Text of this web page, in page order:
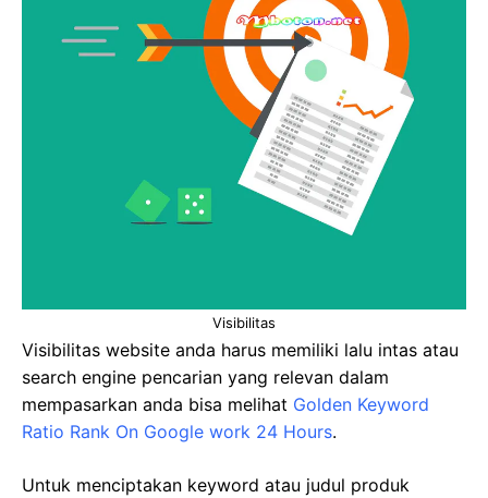
Visibilitas
Visibilitas website anda harus memiliki lalu intas atau
search engine pencarian yang relevan dalam
mempasarkan anda bisa melihat Golden Keyword
Ratio Rank On Google work 24 Hours.
Untuk menciptakan keyword atau judul produk